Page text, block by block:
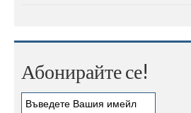
Абонирайте се!